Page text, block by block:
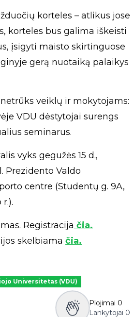
korteles – atlikus jose
korteles bus galima iškeisti
įsigyti maisto skirtinguose
gerą nuotaiką palaikys
veiklų ir mokytojams:
VDU dėstytojai surengs
seminarus.
vyks gegužės 15 d.,
Prezidento Valdo
centre (Studentų g. 9A,
Registracija čia.
skelbiama čia.
Universitetas (VDU)
Plojimai 0
Lankytojai 0